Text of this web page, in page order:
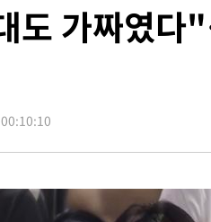
내린 6258.77에 마쳐
원 마감
년 이후 첫 40도
적 공분에 수사 재개"
지…'쑥대밭' 된 축구협회
련…80명 식사 대접까지(종합)
도 가짜였